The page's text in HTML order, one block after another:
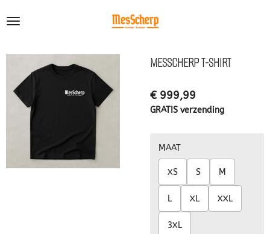
direct
hoofdinhoud
MESSCHERP T-SHIRT
€ 999,99
GRATIS verzending
MAAT
XS S M
L XL XXL
3XL